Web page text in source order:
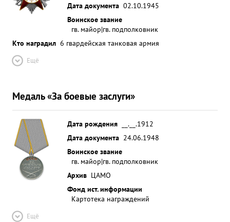
Дата документа 02.10.1945
Воинское звание
гв. майор|гв. подполковник
Кто наградил 6 гвардейская танковая армия
Ещё
Медаль «За боевые заслуги»
Дата рождения
__.__.1912
Дата документа 24.06.1948
Воинское звание
гв. майор|гв. подполковник
Архив ЦАМО
Фонд ист. информации
Картотека награждений
Ещё